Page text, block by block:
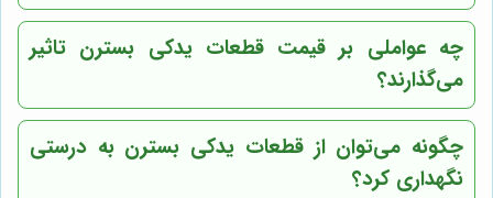
چه عواملی بر قیمت قطعات یدکی بسترن تاثیر
می‌گذارند؟
چگونه می‌توان از قطعات یدکی بسترن به درستی
نگهداری کرد؟